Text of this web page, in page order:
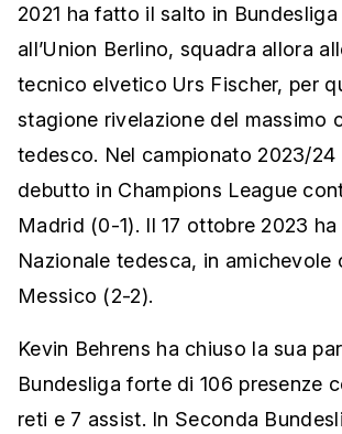
2021 ha fatto il salto in
all’Union Berlino, squadra allora
tecnico elvetico Urs Fischer, per
stagione rivelazione del massimo
tedesco. Nel campionato 2023/
debutto in Champions League
Madrid (0-1). Il 17 ottobre 2023
Nazionale tedesca, in amichevole
Messico (2-2).
Kevin Behrens ha chiuso la sua
Bundesliga forte di 106 presenze
reti e 7 assist. In Seconda